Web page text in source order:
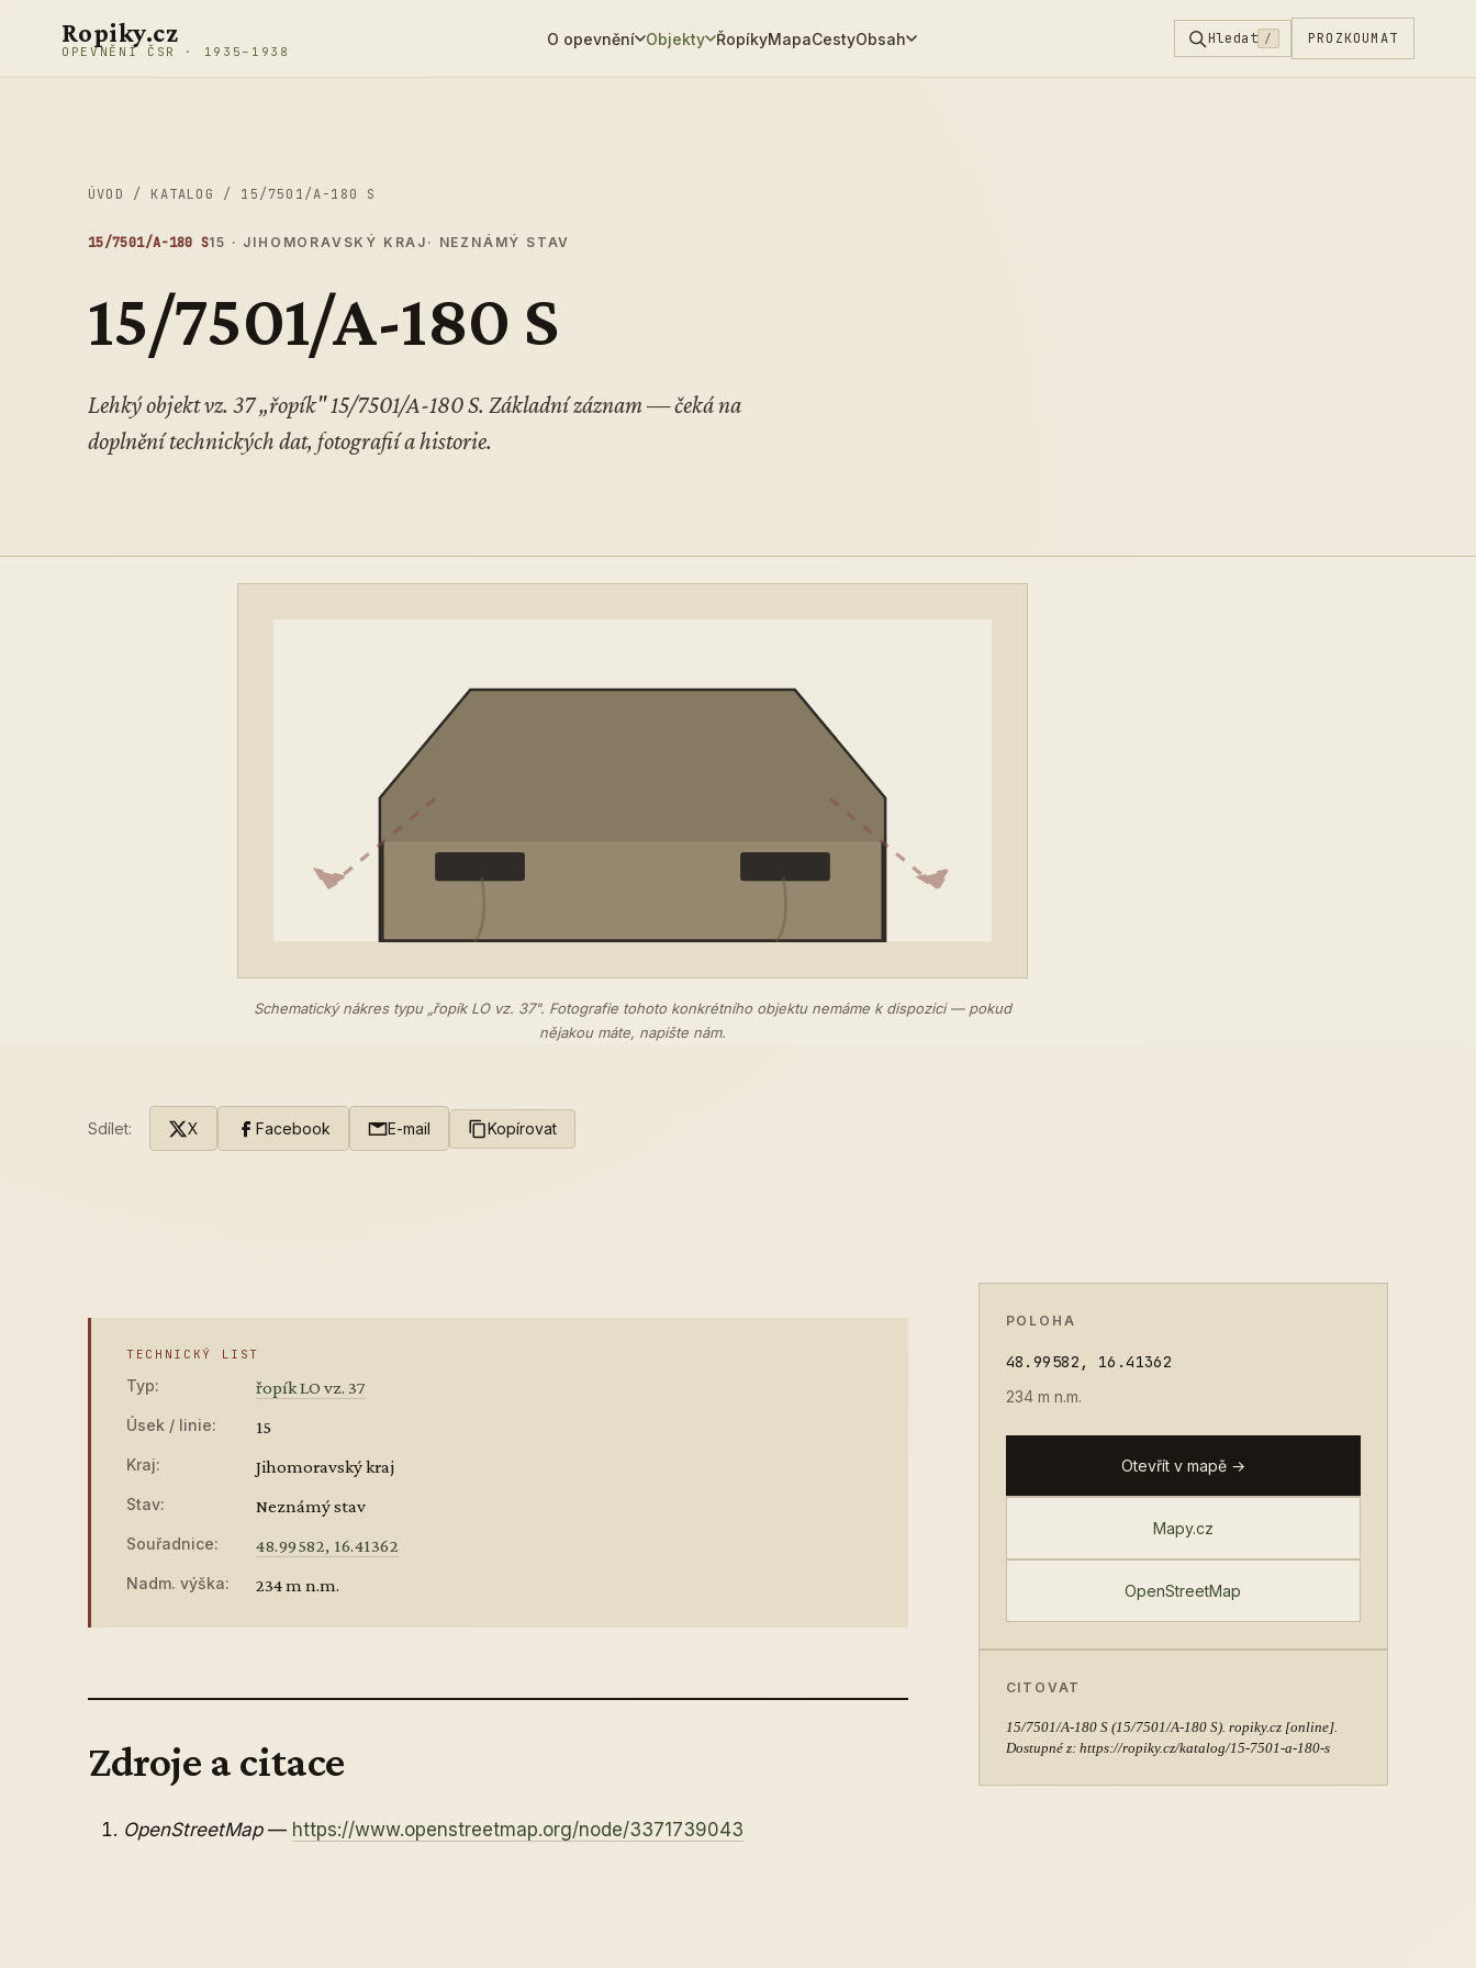
Ropiky.cz
OPEVNĚNÍ ČSR · 1935–1938
O opevnění Objekty ŘopíkyMapaCestyObsah Hledat / PROZKOUMAT
ÚVOD / KATALOG / 15/7501/A-180 S
15/7501/A-180 S15 · JIHOMORAVSKÝ KRAJ · NEZNÁMÝ STAV
15/7501/A-180 S
Lehký objekt vz. 37 „řopík" 15/7501/A-180 S. Základní záznam — čeká na
doplnění technických dat, fotografií a historie.
Schematický nákres typu „řopík LO vz. 37". Fotografie tohoto konkrétního objektu nemáme k dispozici — pokud
nějakou máte, napište nám.
Sdílet: X Facebook E-mail Kopírovat
TECHNICKÝ LIST
Typ: řopík LO vz. 37
Úsek / linie: 15
Kraj: Jihomoravský kraj
Stav: Neznámý stav
Souřadnice: 48.99582, 16.41362
Nadm. výška: 234 m n.m.
Zdroje a citace
OpenStreetMap— https://www.openstreetmap.org/node/3371739043
POLOHA
48.99582, 16.41362
234 m n.m.
Otevřít v mapě →
Mapy.cz
OpenStreetMap
CITOVAT
15/7501/A-180 S(15/7501/A-180 S). ropiky.cz [online].
Dostupné z: https://ropiky.cz/katalog/15-7501-a-180-s